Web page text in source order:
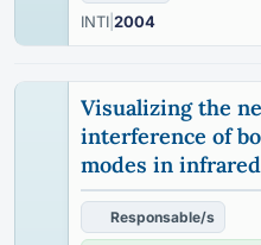
INTI 2004
Visualizing the
interference of
modes in
Responsable/s